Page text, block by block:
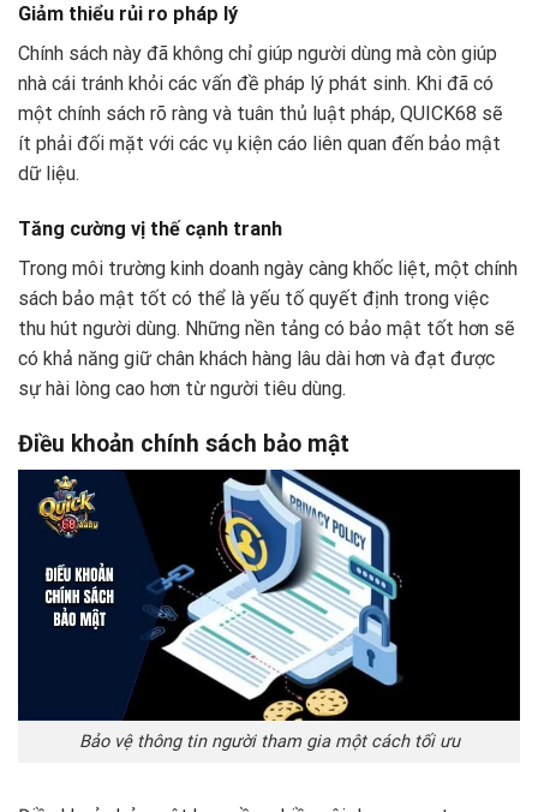
Giảm thiểu rủi ro pháp lý
Chính sách này đã không chỉ giúp người dùng mà còn giúp
nhà cái tránh khỏi các vấn đề pháp lý phát sinh. Khi đã có
một chính sách rõ ràng và tuân thủ luật pháp, QUICK68 sẽ
ít phải đối mặt với các vụ kiện cáo liên quan đến bảo mật
dữ liệu.
Tăng cường vị thế cạnh tranh
Trong môi trường kinh doanh ngày càng khốc liệt, một chính
sách bảo mật tốt có thể là yếu tố quyết định trong việc
thu hút người dùng. Những nền tảng có bảo mật tốt hơn sẽ
có khả năng giữ chân khách hàng lâu dài hơn và đạt được
sự hài lòng cao hơn từ người tiêu dùng.
Điều khoản chính sách bảo mật
Bảo vệ thông tin người tham gia một cách tối ưu